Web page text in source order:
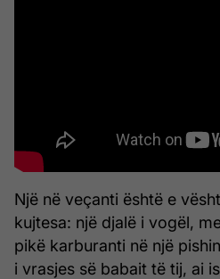
Një në veçanti është e
kujtesa: një djalë i vogël,
pikë karburanti në një
i vrasjes së babait të tij, ai